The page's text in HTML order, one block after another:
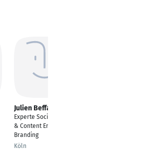
Julien Beffart
Experte Social Media
& Content Employer
Branding
Köln